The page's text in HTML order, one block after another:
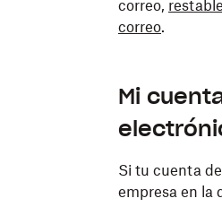
correo,
correo.
Mi
Si tu cuenta
empresa en la